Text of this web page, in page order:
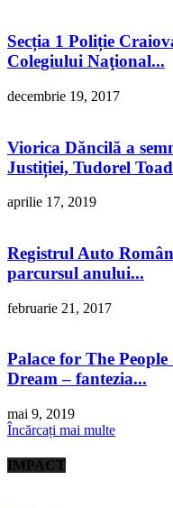
Secția 1 Poliție
Colegiului Naţional...
decembrie 19, 2017
Viorica Dăncilă a
Justiției, Tudorel
aprilie 17, 2019
Registrul Auto
parcursul anului...
februarie 21, 2017
Palace for The
Dream – fantezia...
mai 9, 2019
Încărcați mai multe
IMPACT